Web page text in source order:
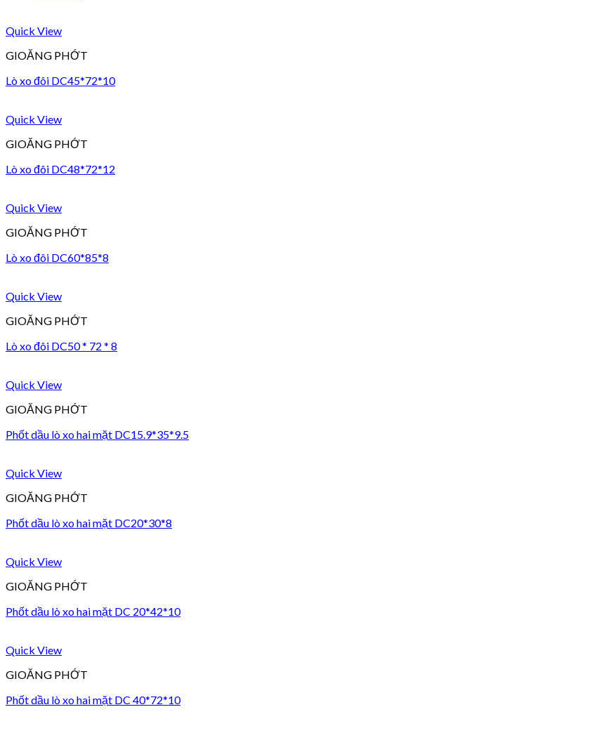
Quick View
GIOĂNG PHỚT
Lò xo đôi DC45*72*10
Quick View
GIOĂNG PHỚT
Lò xo đôi DC48*72*12
Quick View
GIOĂNG PHỚT
Lò xo đôi DC60*85*8
Quick View
GIOĂNG PHỚT
Lò xo đôi DC50 * 72 * 8
Quick View
GIOĂNG PHỚT
Phốt dầu lò xo hai mặt DC15.9*35*9.5
Quick View
GIOĂNG PHỚT
Phốt dầu lò xo hai mặt DC20*30*8
Quick View
GIOĂNG PHỚT
Phốt dầu lò xo hai mặt DC 20*42*10
Quick View
GIOĂNG PHỚT
Phốt dầu lò xo hai mặt DC 40*72*10